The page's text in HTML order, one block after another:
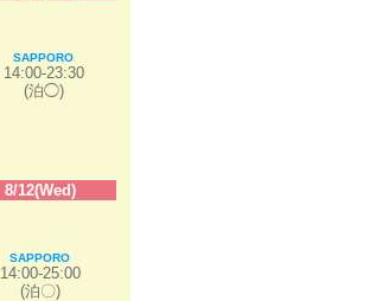
SAPPORO
14:00-23:30
(泊◯)
8/12(Wed)
SAPPORO
14:00-25:00
(泊〇)